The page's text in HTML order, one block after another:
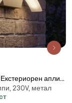
Екстериорен аплик
8W/230V IP54
230V, метал